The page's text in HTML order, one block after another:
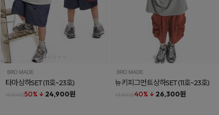
타마상하SET(11호~23호)
49,800원50% ↓ 24,900원
뉴키피그먼트상하SET(11호~23호)
43,800원40% ↓ 26,300원